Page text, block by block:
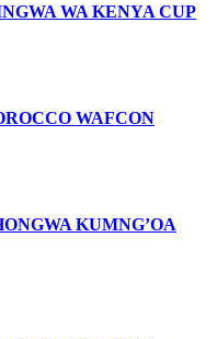
WA KENYA CUP
WAFCON
KUMNG’OA